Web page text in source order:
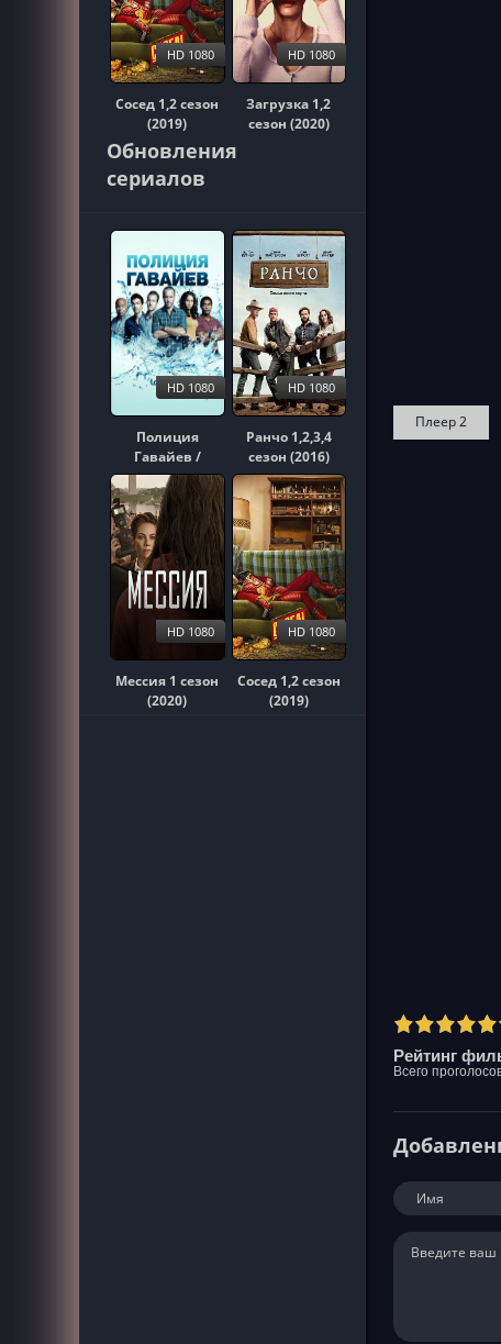
Сосед 1,2 сезон
(2019)
HD 1080
Загрузка 1,2
сезон (2020)
HD 1080
Обновления
сериалов
Полиция
Гавайев /
Гавайи 5-0
1,2,3,4,5,6,7,8,9,10
сезон (2010)
HD 1080
Ранчо 1,2,3,4
сезон (2016)
HD 1080
Мессия 1 сезон
(2020)
HD 1080
Сосед 1,2 сезон
(2019)
HD 1080
Плеер 2
Рейтинг
Всего